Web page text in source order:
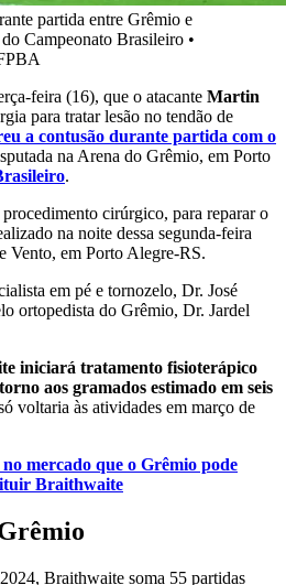
partida entre Grêmio e
Campeonato Brasileiro •
feira (16), que o atacante Martin
para tratar lesão no tendão de
a contusão durante partida com o
na Arena do Grêmio, em Porto
.
cirúrgico, para reparar o
na noite dessa segunda-feira
Vento, em Porto Alegre-RS.
em pé e tornozelo, Dr. José
ortopedista do Grêmio, Dr. Jardel
iniciará tratamento fisioterápico
aos gramados estimado em seis
voltaria às atividades em março de
mercado que o Grêmio pode
Braithwaite
Braithwaite soma 55 partidas